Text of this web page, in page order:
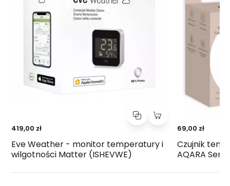
419,00 zł
Eve Weather - monitor temperatury i
wilgotności Matter (ISHEVWE)
69,00 zł
Czujnik
AQARA